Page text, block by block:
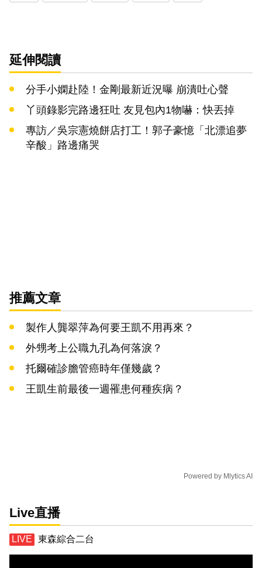
延伸閱讀
分手小嫻赴陸！金剛最新近況曝 崩潰吐心聲
丫頭錄影完路邊狂吐 友見包內1物嚇：快丟掉
專訪／吳宗憲燒餅店打工！郭子豪憶「北漂追夢
辛酸」路邊痛哭
推薦文章
製作人龔翠萍為何要王凱不用再來？
外甥考上公職九孔為何落淚？
托爾確診膽管癌時年僅幾歲？
王凱生前最後一週罹患何種疾病？
Powered by Mlytics AI
Live直播
東森綜合二台